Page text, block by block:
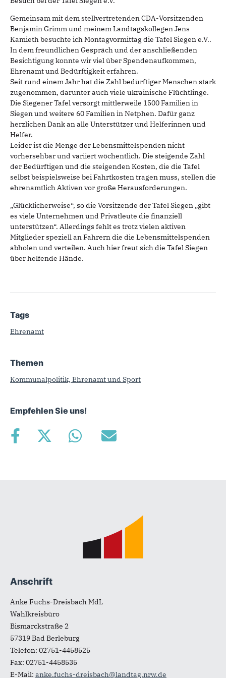
Gemeinsam mit dem stellvertretenden CDA-Vorsitzenden
Benjamin Grimm und meinem Landtagskollegen Jens
Kamieth besuchte ich Montagvormittag die Tafel Siegen e.V..
In dem freundlichen Gespräch und der anschließenden
Besichtigung konnte wir viel über Spendenaufkommen,
Ehrenamt und Bedürftigkeit erfahren.
Seit rund einem Jahr hat die Zahl bedürftiger Menschen stark
zugenommen, darunter auch viele ukrainische Flüchtlinge.
Die Siegener Tafel versorgt mittlerweile 1500 Familien in
Siegen und weitere 60 Familien in Netphen. Dafür ganz
herzlichen Dank an alle Unterstützer und Helferinnen und
Helfer.
Leider ist die Menge der Lebensmittelspenden nicht
vorhersehbar und variiert wöchentlich. Die steigende Zahl
der Bedürftigen und die steigenden Kosten, die die Tafel
selbst beispielsweise bei Fahrtkosten tragen muss, stellen die
ehrenamtlich Aktiven vor große Herausforderungen.
„Glücklicherweise“, so die Vorsitzende der Tafel Siegen „gibt
es viele Unternehmen und Privatleute die finanziell
unterstützen“. Allerdings fehlt es trotz vielen aktiven
Mitglieder speziell an Fahrern die die Lebensmittelspenden
abholen und verteilen. Auch hier freut sich die Tafel Siegen
über helfende Hände.
Tags
Ehrenamt
Themen
Kommunalpolitik, Ehrenamt und Sport
Empfehlen Sie uns!
Anschrift
Anke Fuchs-Dreisbach MdL
Wahlkreisbüro
Bismarckstraße 2
57319Bad Berleburg
Telefon: 02751-4458525
Fax: 02751-4458535
E-Mail: anke.fuchs-dreisbach@landtag.nrw.de